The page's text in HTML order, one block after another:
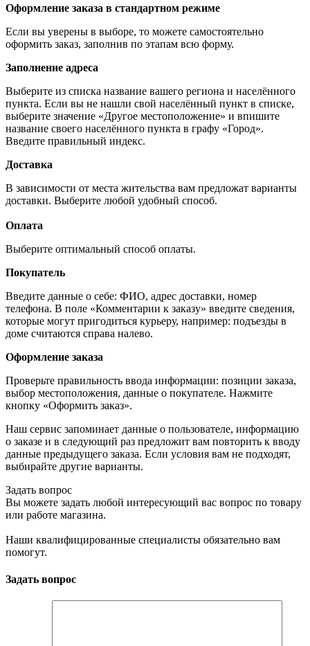
Оформление заказа в стандартном режиме
Если вы уверены в выборе, то можете самостоятельно
оформить заказ, заполнив по этапам всю форму.
Заполнение адреса
Выберите из списка название вашего региона и населённого
пункта. Если вы не нашли свой населённый пункт в списке,
выберите значение «Другое местоположение» и впишите
название своего населённого пункта в графу «Город».
Введите правильный индекс.
Доставка
В зависимости от места жительства вам предложат варианты
доставки. Выберите любой удобный способ.
Оплата
Выберите оптимальный способ оплаты.
Покупатель
Введите данные о себе: ФИО, адрес доставки, номер
телефона. В поле «Комментарии к заказу» введите сведения,
которые могут пригодиться курьеру, например: подъезды в
доме считаются справа налево.
Оформление заказа
Проверьте правильность ввода информации: позиции заказа,
выбор местоположения, данные о покупателе. Нажмите
кнопку «Оформить заказ».
Наш сервис запоминает данные о пользователе, информацию
о заказе и в следующий раз предложит вам повторить к вводу
данные предыдущего заказа. Если условия вам не подходят,
выбирайте другие варианты.
Задать вопрос
Вы можете задать любой интересующий вас вопрос по товару
или работе магазина.
Наши квалифицированные специалисты обязательно вам
помогут.
Задать вопрос